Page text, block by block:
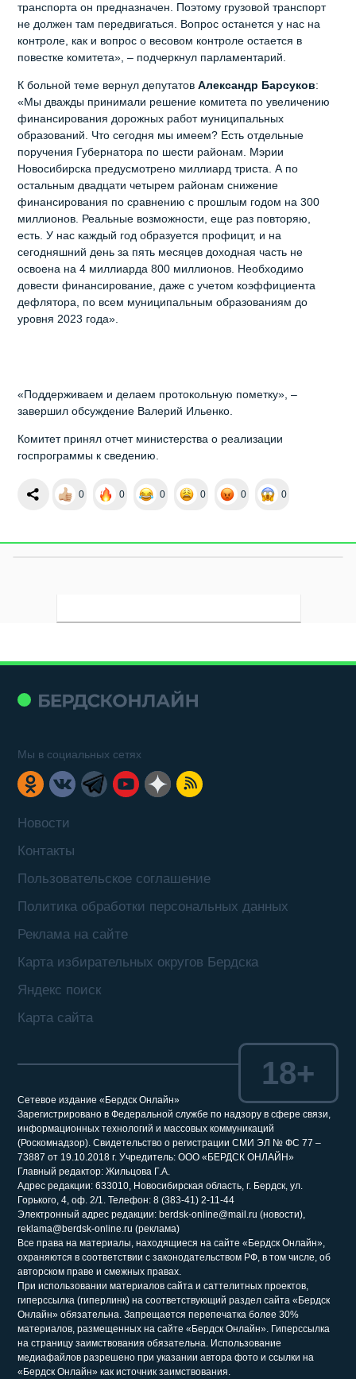
транспорта он предназначен. Поэтому грузовой транспорт
не должен там передвигаться. Вопрос останется у нас на
контроле, как и вопрос о весовом контроле остается в
повестке комитета», – подчеркнул парламентарий.
К больной теме вернул депутатовАлександр Барсуков:
«Мы дважды принимали решение комитета по увеличению
финансирования дорожных работ муниципальных
образований. Что сегодня мы имеем? Есть отдельные
поручения Губернатора по шести районам. Мэрии
Новосибирска предусмотрено миллиард триста. А по
остальным двадцати четырем районам снижение
финансирования по сравнению с прошлым годом на 300
миллионов. Реальные возможности, еще раз повторяю,
есть. У нас каждый год образуется профицит, и на
сегодняшний день за пять месяцев доходная часть не
освоена на 4 миллиарда 800 миллионов. Необходимо
довести финансирование, даже с учетом коэффициента
дефлятора, по всем муниципальным образованиям до
уровня 2023 года».
«Поддерживаем и делаем протокольную пометку», –
завершил обсуждение Валерий Ильенко.
Комитет принял отчет министерства о реализации
госпрограммы к сведению.
0 0 0 0 0 0
Новости
Контакты
Пользовательское соглашение
Политика обработки персональных данных
Реклама на сайте
Карта избирательных округов Бердска
Яндекс поиск
Карта сайта
Мы в социальных сетях
Сетевое издание «Бердск Онлайн»
Зарегистрировано в Федеральной службе по надзору в сфере связи,
информационных технологий и массовых коммуникаций
(Роскомнадзор). Свидетельство о регистрации СМИ ЭЛ № ФС 77 –
73887 от 19.10.2018 г. Учредитель: ООО «БЕРДСК ОНЛАЙН»
Главный редактор: Жильцова Г.А.
Адрес редакции: 633010, Новосибирская область, г. Бердск, ул.
Горького, 4, оф. 2/1. Телефон: 8 (383-41) 2-11-44
Электронный адрес редакции: berdsk-online@mail.ru (новости),
reklama@berdsk-online.ru (реклама)
Все права на материалы, находящиеся на сайте «Бердск Онлайн»,
охраняются в соответствии с законодательством РФ, в том числе, об
авторском праве и смежных правах.
При использовании материалов сайта и саттелитных проектов,
гиперссылка (гиперлинк) на соответствующий раздел сайта «Бердск
Онлайн» обязательна. Запрещается перепечатка более 30%
материалов, размещенных на сайте «Бердск Онлайн». Гиперссылка
на страницу заимствования обязательна. Использование
медиафайлов разрешено при указании автора фото и ссылки на
«Бердск Онлайн» как источник заимствования.
18+